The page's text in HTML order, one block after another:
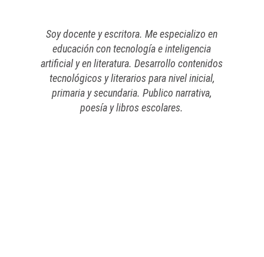
Soy docente y escritora. Me especializo en
educación con tecnología e inteligencia
artificial y en literatura. Desarrollo contenidos
tecnológicos y literarios para nivel inicial,
primaria y secundaria. Publico narrativa,
poesía y libros escolares.